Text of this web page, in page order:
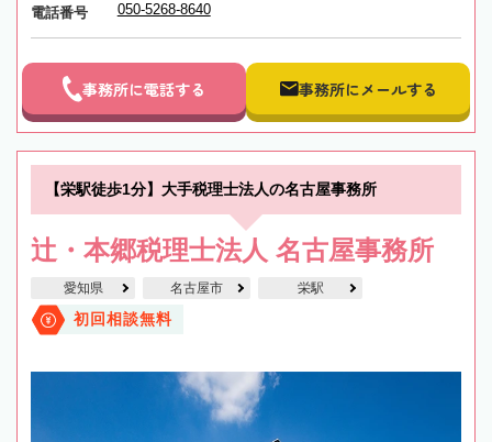
電話番号 050-5268-8640
事務所に電話する 事務所にメールする
【栄駅徒歩1分】大手税理士法人の名古屋事務所
辻・本郷税理士法人 名古屋事務所
愛知県 名古屋市 栄駅
初回相談無料